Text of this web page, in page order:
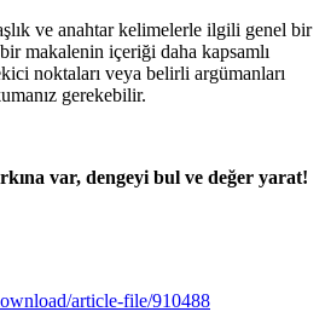
ve anahtar kelimelerle ilgili genel bir
makalenin içeriği daha kapsamlı
noktaları veya belirli argümanları
gerekebilir.
var, dengeyi bul ve değer yarat!
article-file/910488